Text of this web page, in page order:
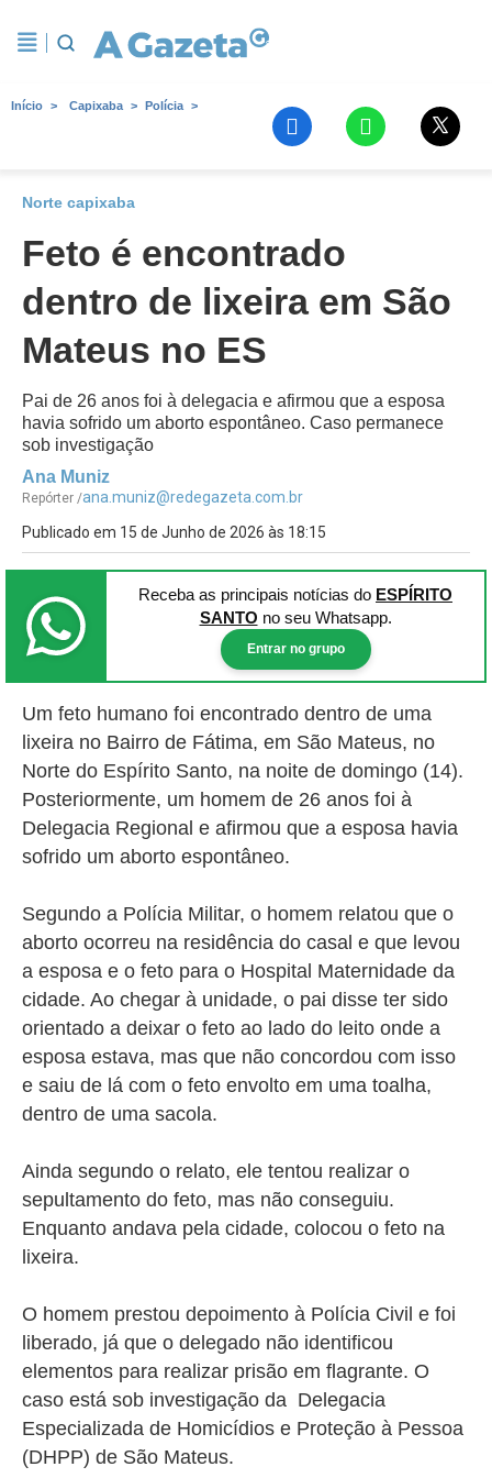
Início Capixaba Polícia
Norte capixaba
Feto é encontrado
dentro de lixeira em São
Mateus no ES
Pai de 26 anos foi à delegacia e afirmou que a esposa
havia sofrido um aborto espontâneo. Caso permanece
sob investigação
Ana Muniz
Repórter /ana.muniz@redegazeta.com.br
Publicado em 15 de Junho de 2026 às 18:15
Receba as principais notícias do ESPÍRITO
SANTO no seu Whatsapp.
Entrar no grupo
Um feto humano foi encontrado dentro de uma
lixeira no Bairro de Fátima, em São Mateus, no
Norte do Espírito Santo, na noite de domingo (14).
Posteriormente, um homem de 26 anos foi à
Delegacia Regional e afirmou que a esposa havia
sofrido um aborto espontâneo.
Segundo a Polícia Militar, o homem relatou que o
aborto ocorreu na residência do casal e que levou
a esposa e o feto para o Hospital Maternidade da
cidade. Ao chegar à unidade, o pai disse ter sido
orientado a deixar o feto ao lado do leito onde a
esposa estava, mas que não concordou com isso
e saiu de lá com o feto envolto em uma toalha,
dentro de uma sacola.
Ainda segundo o relato, ele tentou realizar o
sepultamento do feto, mas não conseguiu.
Enquanto andava pela cidade, colocou o feto na
lixeira.
O homem prestou depoimento à Polícia Civil e foi
liberado, já que o delegado não identificou
elementos para realizar prisão em flagrante. O
caso está sob investigação da Delegacia
Especializada de Homicídios e Proteção à Pessoa
(DHPP) de São Mateus.